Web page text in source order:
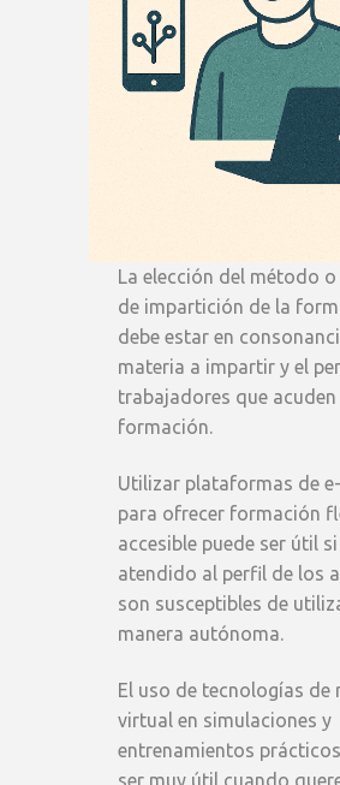
La elección del método
de impartición de la
debe estar en
materia a impartir y el
trabajadores que acuden
formación.
Utilizar plataformas de
para ofrecer formación
accesible puede ser útil
atendido al perfil de los
son susceptibles de
manera autónoma.
El uso de tecnologías de
virtual en simulaciones y
entrenamientos
ser muy útil cuando